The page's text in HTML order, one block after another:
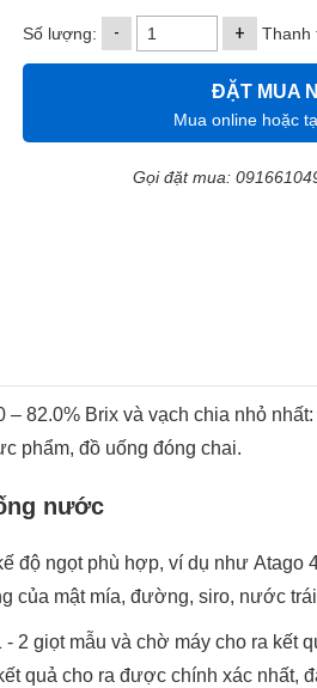
Số lượng: - + Thanh
ĐẶT MUA
Mua online hoặc
Gọi đặt mua:
– 82.0% Brix và vạch chia nhỏ
phẩm, đồ uống đóng chai.
nước
độ ngọt phù hợp, ví dụ như Atago
của mật mía, đường, siro, nước
2 giọt mẫu và chờ máy cho ra kết
quả cho ra được chính xác nhất,